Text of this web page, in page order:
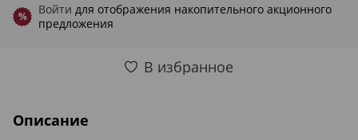
% Войти для отображения накопительного акционного
предложения
В избранное
Описание